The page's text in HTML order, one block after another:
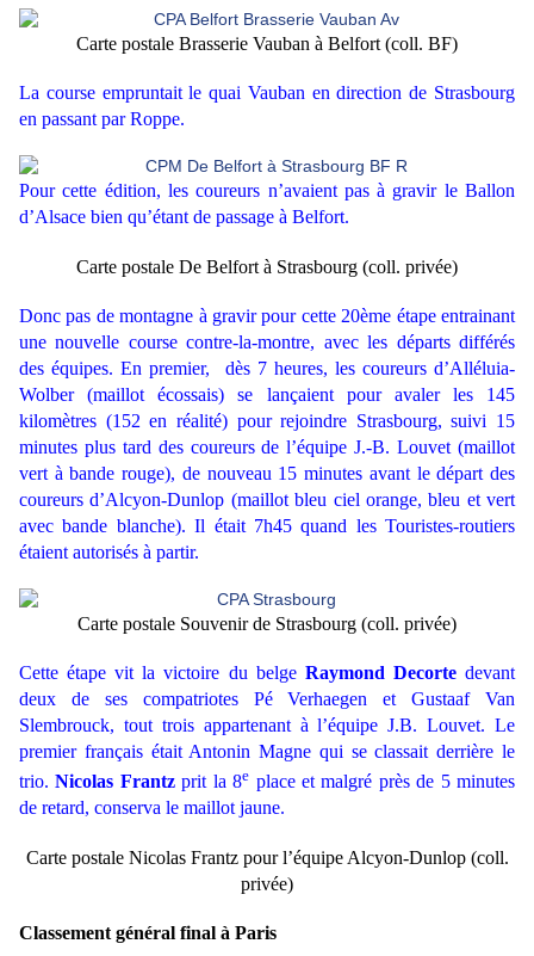
Carte postale Brasserie Vauban à Belfort (coll. BF)
La course empruntait le quai Vauban en direction de Strasbourg
en passant par Roppe.
Pour cette édition, les coureurs n’avaient pas à gravir le Ballon
d’Alsace bien qu’étant de passage à Belfort.
Carte postale De Belfort à Strasbourg (coll. privée)
Donc pas de montagne à gravir pour cette 20ème étape entrainant
une nouvelle course contre-la-montre, avec les départs différés
des équipes. En premier, dès 7 heures, les coureurs d’Alléluia-
Wolber (maillot écossais) se lançaient pour avaler les 145
kilomètres (152 en réalité) pour rejoindre Strasbourg, suivi 15
minutes plus tard des coureurs de l’équipe J.-B. Louvet (maillot
vert à bande rouge), de nouveau 15 minutes avant le départ des
coureurs d’Alcyon-Dunlop (maillot bleu ciel orange, bleu et vert
avec bande blanche). Il était 7h45 quand les Touristes-routiers
étaient autorisés à partir.
Carte postale Souvenir de Strasbourg (coll. privée)
Cette étape vit la victoire du belge Raymond Decortedevant
deux de ses compatriotes Pé Verhaegen et Gustaaf Van
Slembrouck, tout trois appartenant à l’équipe J.B. Louvet. Le
premier français était Antonin Magne qui se classait derrière le
trio.Nicolas Frantzprit la 8e place et malgré près de 5 minutes
de retard, conserva le maillot jaune.
Carte postale Nicolas Frantz pour l’équipe Alcyon-Dunlop (coll.
privée)
Classement général final à Paris